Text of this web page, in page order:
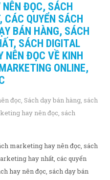
ĐỌC, SÁCH
CÁC QUYỂN SÁCH
BÁN HÀNG, SÁCH
SÁCH DIGITAL
NÊN ĐỌC VỀ KINH
ONLINE,
đọc, Sách dạy bán hàng, sách
hay nên đọc, sách
marketing hay nên đọc, sách
hay nhất, các quyển
hay nên đọc, sách dạy bán